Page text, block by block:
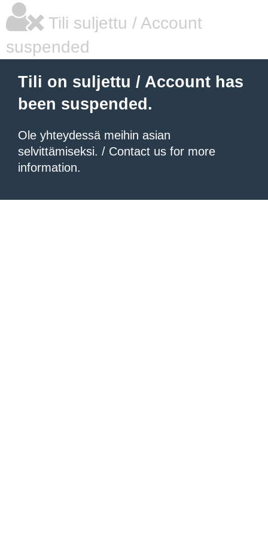
Tili suljettu / Account
suspended
Tili on suljettu / Account has
been suspended.
Ole yhteydessä meihin asian
selvittämiseksi. / Contact us for more
information.